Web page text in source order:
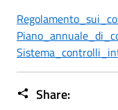
Share: